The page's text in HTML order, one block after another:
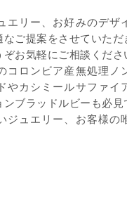
エリー、お好みのデザ
ご提案をさせていただ
お気軽にご相談くださ
コロンビア産無処理ノ
やカシミールサファイ
ブラッドルビーも必見
ジュエリー、お客様の